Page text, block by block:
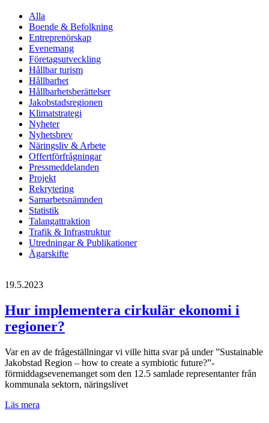
Alla
Boende & Befolkning
Entreprenörskap
Evenemang
Företagsutveckling
Hållbar turism
Hållbarhet
Hållbarhetsberättelser
Jakobstadsregionen
Klimatstrategi
Nyheter
Nyhetsbrev
Näringsliv & Arbete
Offertförfrågningar
Pressmeddelanden
Projekt
Rekrytering
Samarbetsnämnden
Statistik
Talangattraktion
Trafik & Infrastruktur
Utredningar & Publikationer
Ägarskifte
19.5.2023
Hur implementera cirkulär ekonomi i
regioner?
Var en av de frågeställningar vi ville hitta svar på under ”Sustainable
Jakobstad Region – how to create a symbiotic future?”-
förmiddagsevenemanget som den 12.5 samlade representanter från
kommunala sektorn, näringslivet
Läs mera